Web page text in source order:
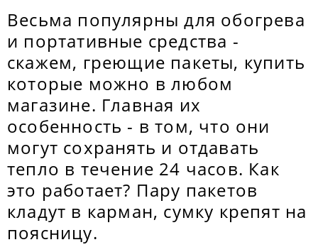
Весьма популярны для обогрева
и портативные средства -
скажем, греющие пакеты, купить
которые можно в любом
магазине. Главная их
особенность - в том, что они
могут сохранять и отдавать
тепло в течение 24 часов. Как
это работает? Пару пакетов
кладут в карман, сумку крепят на
поясницу.